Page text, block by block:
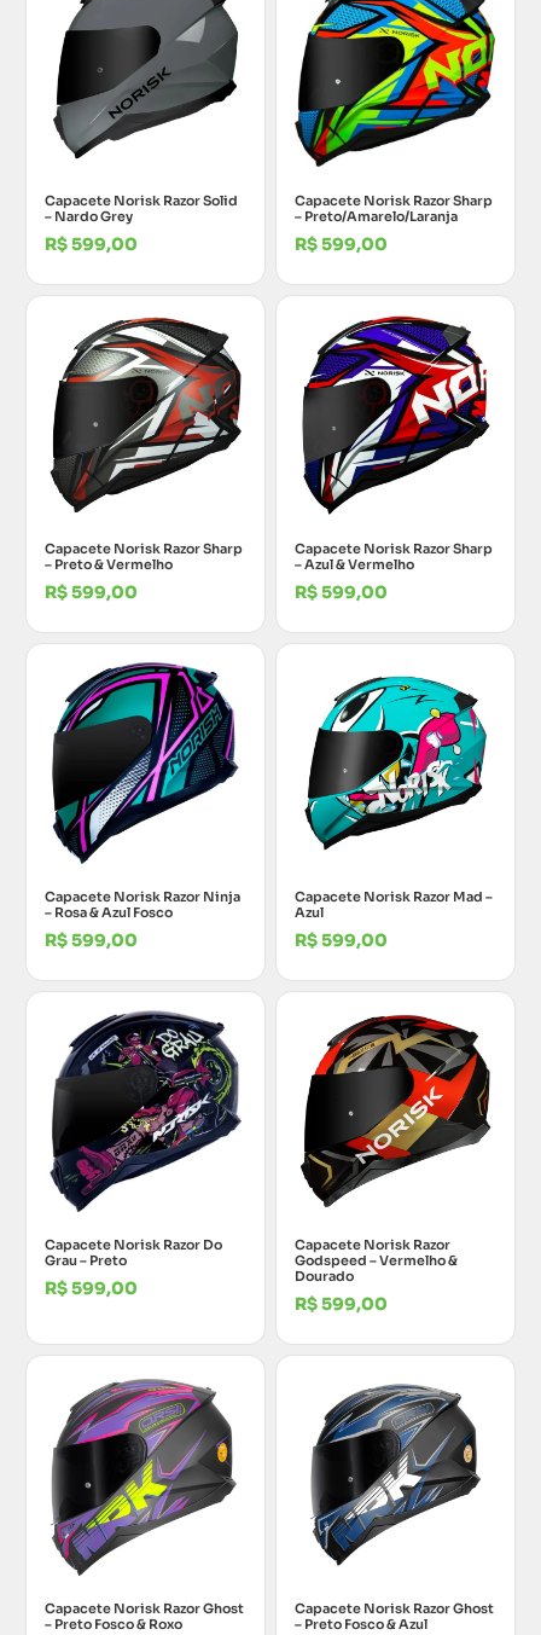
Capacete Norisk Razor Solid
– Nardo Grey
R$599,00
Capacete Norisk Razor Sharp
– Preto/Amarelo/Laranja
R$599,00
Capacete Norisk Razor Sharp
– Preto & Vermelho
R$599,00
Capacete Norisk Razor Sharp
– Azul & Vermelho
R$599,00
Capacete Norisk Razor Ninja
– Rosa & Azul Fosco
R$599,00
Capacete Norisk Razor Mad –
Azul
R$599,00
Capacete Norisk Razor Do
Grau – Preto
R$599,00
Capacete Norisk Razor
Godspeed – Vermelho &
Dourado
R$599,00
Capacete Norisk Razor Ghost
– Preto Fosco & Roxo
Capacete Norisk Razor Ghost
– Preto Fosco & Azul